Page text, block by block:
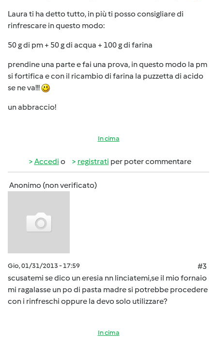
Laura ti ha detto tutto, in più ti posso consigliare di
rinfrescare in questo modo:
50 g di pm + 50 g di acqua + 100 g di farina
prendine una parte e fai una prova, in questo modo la pm
si fortifica e con il ricambio di farina la puzzetta di acido
se ne va!!!
un abbraccio!
In cima
Accedi o registrati per poter commentare
Anonimo (non verificato)
Gio, 01/31/2013 - 17:59
#3
scusatemi se dico un eresia nn linciatemi,se il mio fornaio
mi ragalasse un po di pasta madre si potrebbe procedere
con i rinfreschi oppure la devo solo utilizzare?
In cima